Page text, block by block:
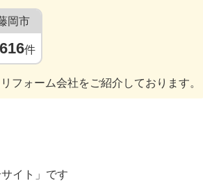
岡市
件
フォーム会社をご紹介しております。
イト」です